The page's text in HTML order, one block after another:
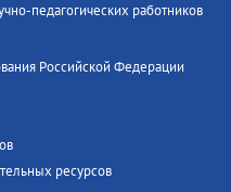
педагогических работников
Российской Федерации
ресурсов